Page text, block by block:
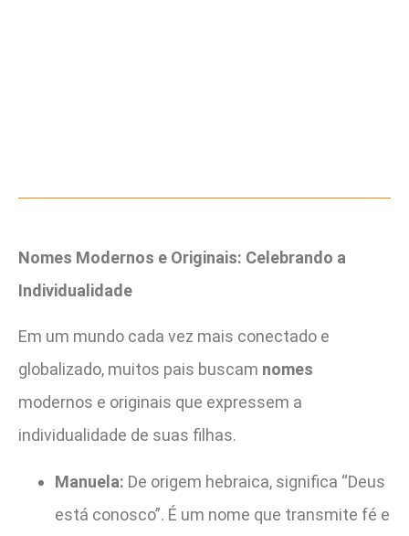
Nomes Modernos e Originais: Celebrando a
Individualidade
Em um mundo cada vez mais conectado e
globalizado, muitos pais buscam nomes
modernos e originais que expressem a
individualidade de suas filhas.
Manuela: De origem hebraica, significa “Deus
está conosco”. É um nome que transmite fé e